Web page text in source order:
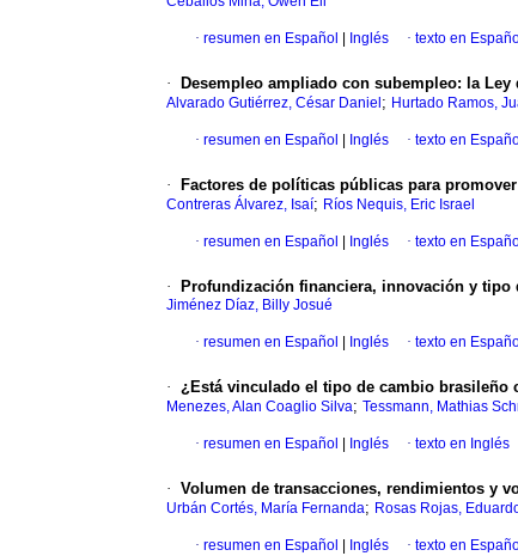
· resumen en Español Inglés · texto en
· Desempleo ampliado con subempleo: la Ley
Alvarado Gutiérrez, César Daniel ; Hurtado Ramos,
· resumen en Español Inglés · texto en
· Factores de políticas públicas para
Contreras Álvarez, Isaí; Ríos Nequis, Eric Israel
· resumen en Español Inglés · texto en
· Profundización financiera, innovación y tipo
Jiménez Díaz, Billy Josué
· resumen en Español Inglés · texto en
· ¿Está vinculado el tipo de cambio brasileño
Menezes, Alan Coaglio Silva; Tessmann, Mathias
· resumen en Español Inglés · texto en Inglés
· Volumen de transacciones, rendimientos y
Urbán Cortés, María Fernanda; Rosas Rojas,
· resumen en Español Inglés · texto en